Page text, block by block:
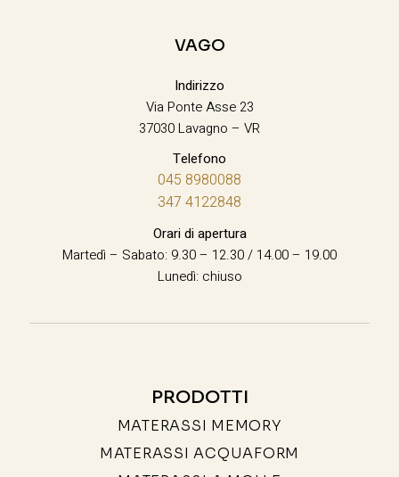
VAGO
Indirizzo
Via Ponte Asse 23
37030 Lavagno – VR
Telefono
045 8980088
347 4122848
Orari di apertura
Martedì – Sabato: 9.30 – 12.30 / 14.00 – 19.00
Lunedì: chiuso
PRODOTTI
MATERASSI MEMORY
MATERASSI ACQUAFORM